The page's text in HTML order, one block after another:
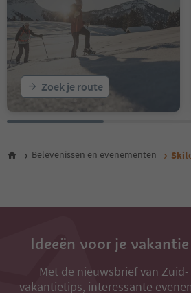
Zoek je route
Belevenissen en evenementen
Ideeën voor je
Met de nieuwsbrief van
vakantietips, interessante